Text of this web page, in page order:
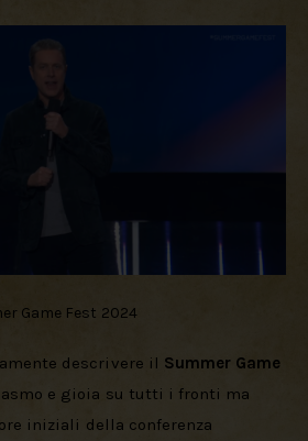
Game Fest 2024
descrivere il Summer Game
e gioia su tutti i fronti ma
ore iniziali della conferenza